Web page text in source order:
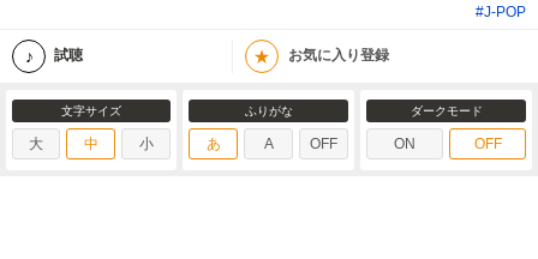
#J-POP
試聴 ★ お気に入り登録
文字サイズ
大 中 小
ふりがな
あ A OFF
ダークモード
ON OFF